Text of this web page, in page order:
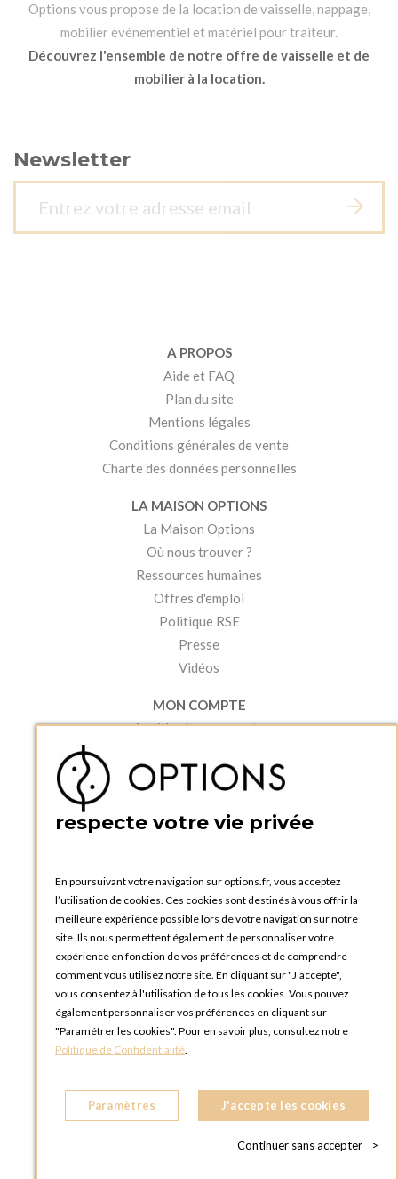
Options vous propose de la location de vaisselle, nappage,
mobilier événementiel et matériel pour traiteur.
Découvrez l'ensemble de notre offre de vaisselle et de
mobilier à la location.
Newsletter
A PROPOS
Aide et FAQ
Plan du site
Mentions légales
Conditions générales de vente
Charte des données personnelles
LA MAISON OPTIONS
La Maison Options
Où nous trouver ?
Ressources humaines
Offres d'emploi
Politique RSE
Presse
Vidéos
MON COMPTE
Accéder à mon compte
Créer un compte
PRATIQUE
Catalogues et bons de commande
Tutoriels
OPTIONS LUXEMBOURG
13 rue Paul Rischard
5324 Contern
LUXEMBOURG
BOUTIQUE OPTIONS LUXEMBOURG
L - 1842 HOWALD LUXEMBOURG
respecte votre vie privée
En poursuivant votre navigation sur options.fr, vous acceptez
l’utilisation de cookies. Ces cookies sont destinés à vous offrir la
meilleure expérience possible lors de votre navigation sur notre
site. Ils nous permettent également de personnaliser votre
expérience en fonction de vos préférences et de comprendre
comment vous utilisez notre site. En cliquant sur "J’accepte",
vous consentez à l'utilisation de tous les cookies. Vous pouvez
également personnaliser vos préférences en cliquant sur
"Paramétrer les cookies". Pour en savoir plus, consultez notre
Politique de Confidentialité.
Paramètres J'accepte les cookies
Continuer sans accepter >